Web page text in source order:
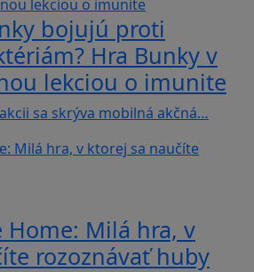
bojujú proti
Hra Bunky v
lekciou o imunite
sa skrýva mobilná akčná…
Home: Milá hra, v
rozoznávať huby